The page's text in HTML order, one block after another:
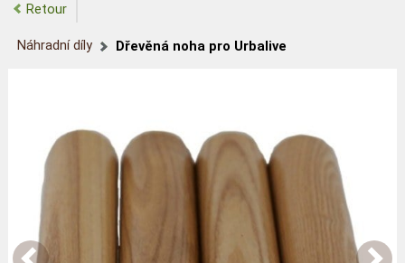
Retour
Náhradní díly Dřevěná noha pro Urbalive